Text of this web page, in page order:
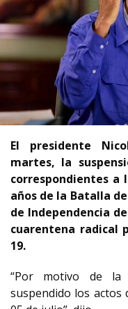
El presidente
martes, la
correspondientes a
años de la Batalla
de Independencia
cuarentena radical
19.
“Por motivo de la
suspendido los actos